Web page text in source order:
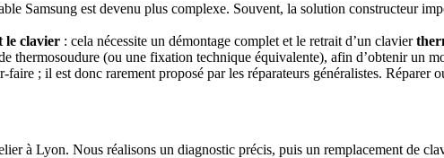
Samsung est devenu plus complexe. Souvent, la solution constructeur
le clavier : cela nécessite un démontage complet et le retrait d’un clavier
thermosoudure (ou une fixation technique équivalente), afin d’obtenir un
; il est donc rarement proposé par les réparateurs généralistes. Réparer
à Lyon. Nous réalisons un diagnostic précis, puis un remplacement de